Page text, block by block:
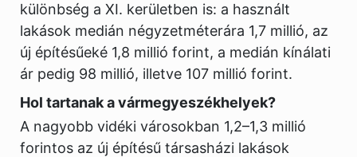
különbség a XI. kerületben is: a használt
lakások medián négyzetméterára 1,7 millió, az
új építésűeké 1,8 millió forint, a medián kínálati
ár pedig 98 millió, illetve 107 millió forint.
Hol tartanak a vármegyeszékhelyek?
A nagyobb vidéki városokban 1,2–1,3 millió
forintos az új építésű társasházi lakások